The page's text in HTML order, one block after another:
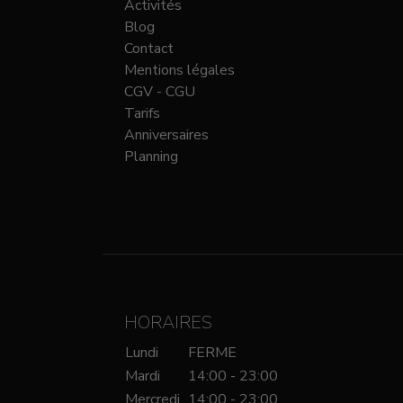
Activités
Blog
Contact
Mentions légales
CGV - CGU
Tarifs
Anniversaires
Planning
HORAIRES
Lundi
FERME
Mardi
14:00 - 23:00